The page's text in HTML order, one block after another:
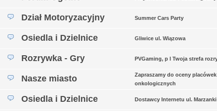
Dział Motoryzacyjny Summer Cars Party
Osiedla i Dzielnice Gliwice ul. Wiązowa
Rozrywka - Gry PVGaming, p l Twoja strefa
Nasze miasto
Zapraszamy do oceny placówek
onkologicznych
Osiedla i Dzielnice Dostawcy Internetu ul. Marzanki